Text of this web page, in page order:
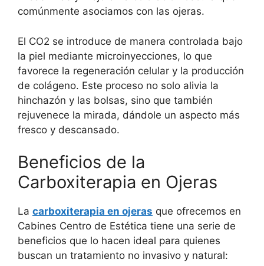
comúnmente asociamos con las ojeras.
El CO2 se introduce de manera controlada bajo
la piel mediante microinyecciones, lo que
favorece la regeneración celular y la producción
de colágeno. Este proceso no solo alivia la
hinchazón y las bolsas, sino que también
rejuvenece la mirada, dándole un aspecto más
fresco y descansado.
Beneficios de la
Carboxiterapia en Ojeras
La carboxiterapia en ojeras que ofrecemos en
Cabines Centro de Estética tiene una serie de
beneficios que lo hacen ideal para quienes
buscan un tratamiento no invasivo y natural: